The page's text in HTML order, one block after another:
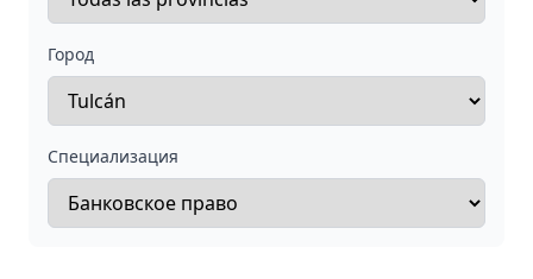
Город
Специализация